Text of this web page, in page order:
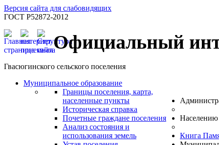
Версия сайта для слабовидящих
ГОСТ Р52872-2012
Официальный
Гвасюгинского сельского поселения
Муниципальное образование
Границы поселения, карта,
населенные пункты
Историческая справка
Почетные граждане поселения
Анализ состояния и
использования земель
Населению
Книга